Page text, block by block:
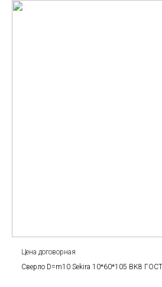
Цена договорная
Сверло D=m10 Sekira 10*60*105 BK8